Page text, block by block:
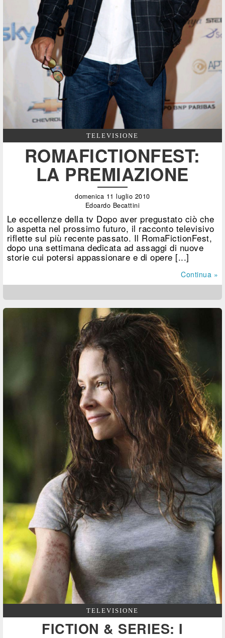
TELEVISIONE
ROMAFICTIONFEST:
LA PREMIAZIONE
domenica 11 luglio 2010
Edoardo Becattini
Le eccellenze della tv Dopo aver pregustato ciò che
lo aspetta nel prossimo futuro, il racconto televisivo
riflette sul più recente passato. Il RomaFictionFest,
dopo una settimana dedicata ad assaggi di nuove
storie cui potersi appassionare e di opere [...]
Continua »
TELEVISIONE
FICTION & SERIES: I